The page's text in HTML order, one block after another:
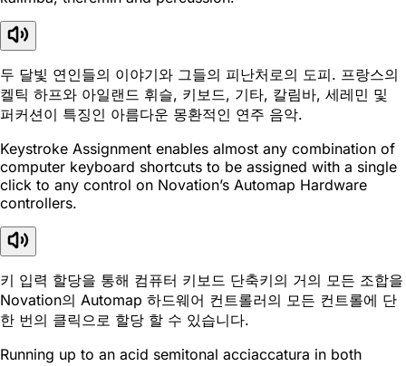
두 달빛 연인들의 이야기와 그들의 피난처로의 도피. 프랑스의
켈틱 하프와 아일랜드 휘슬, 키보드, 기타, 칼림바, 세레민 및
퍼커션이 특징인 아름다운 몽환적인 연주 음악.
Keystroke Assignment enables almost any combination of
computer keyboard shortcuts to be assigned with a single
click to any control on Novation’s Automap Hardware
controllers.
키 입력 할당을 통해 컴퓨터 키보드 단축키의 거의 모든 조합을
Novation의 Automap 하드웨어 컨트롤러의 모든 컨트롤에 단
한 번의 클릭으로 할당 할 수 있습니다.
Running up to an acid semitonal acciaccatura in both